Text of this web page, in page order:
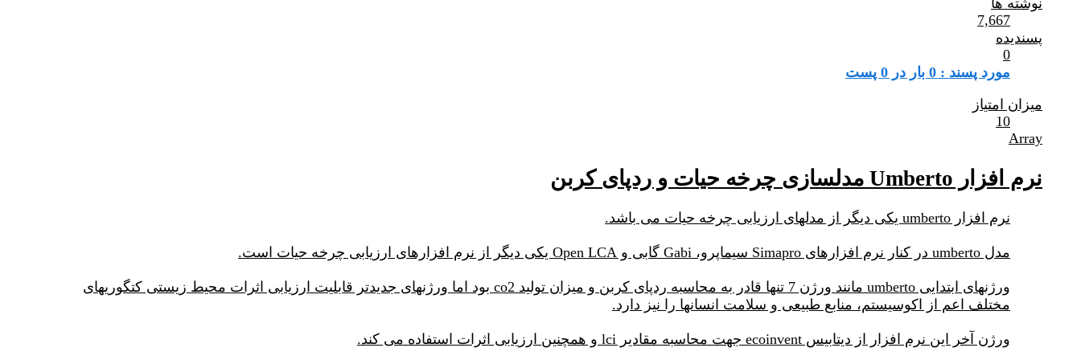
نوشته ها
7,667
پسندیده
0
مورد پسند : 0 بار در 0 پست
میزان امتیاز
10
Array
نرم افزار Umberto مدلسازی چرخه حیات و ردپای کربن
نرم افزار umberto یکی دیگر از مدلهای ارزیابی چرخه حیات می باشد.
مدل umberto در کنار نرم افزارهای Simapro سیماپرو، Gabi گابی و Open LCA یکی دیگر از نرم افزارهای ارزیابی چرخه حیات است.
ورژنهای ابتدایی umberto مانند ورژن 7 تنها قادر به محاسبه ردپای کربن و میزان تولید co2 بود اما ورژنهای جدیدتر قابلیت ارزیابی اثرات محیط زیستی کتگوریهای
مختلف اعم از اکوسیستم، منابع طبیعی و سلامت انسانها را نیز دارد.
ورژن آخر این نرم افزار از دیتابیس ecoinvent جهت محاسبه مقادیر lci و همچنین ارزیابی اثرات استفاده می کند.